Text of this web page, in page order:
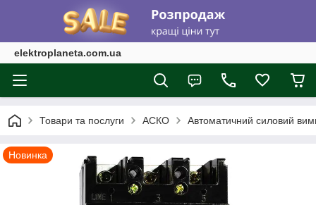
elektroplaneta.com.ua
Товари та послуги АСКО Автоматичний силовий
Новинка